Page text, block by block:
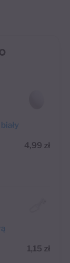
4,99 zł
1,15 zł